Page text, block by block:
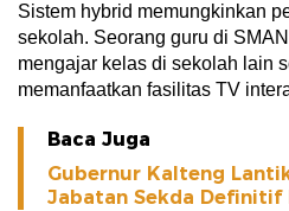
Sistem hybrid memungkinkan
sekolah. Seorang guru di
mengajar kelas di sekolah lain
memanfaatkan fasilitas TV
Baca Juga
Gubernur Kalteng
Jabatan Sekda Definitif